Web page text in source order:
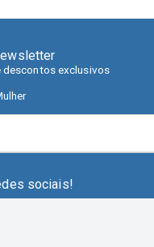
descontos exclusivos
sociais!